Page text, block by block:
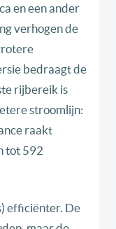
en een ander
verhogen de
bedraagt de
rijbereik is
stroomlijn:
raakt
tot 592
efficiënter. De